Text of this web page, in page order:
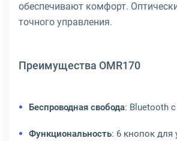
обеспечивают комфорт.
точного управления.
Преимущества OMR170
Беспроводная свобода: Bluetooth
Функциональность: 6 кнопок для